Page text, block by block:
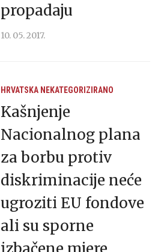
propadaju
10. 05. 2017.
HRVATSKA NEKATEGORIZIRANO
Kašnjenje
Nacionalnog plana
za borbu protiv
diskriminacije neće
ugroziti EU fondove
ali su sporne